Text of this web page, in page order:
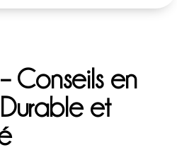
Conseils en
et